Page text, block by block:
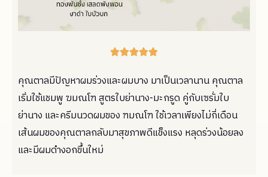

คุณตาลมีปัญหาผมร่วงและผมบาง มาเป็นเวลานาน คุณตาล
เริ่มใช้แชมพู ฆมณโฑ สูตรใบย่านาง-มะกรูด คู่กับเซรั่มใบ
ย่านาง และครีมนวดผมของ ฑมณโฑ ใช้เวลาเพียงไม่กี่เดือน
เส้นผมของคุณตาลกลับมาสุขภาพดีแข็งแรง หลุดร่วงน้อยลง
และมีผมดำงอกขึ้นใหม่